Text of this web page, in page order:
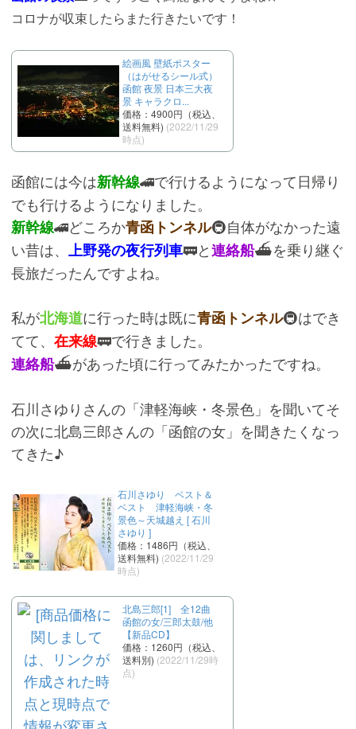
コロナが収束したらまた行きたいです！
絵画風 壁紙ポスター
（はがせるシール式）
函館 夜景 日本三大夜
景 キャラクロ...
価格：4900円（税込、
送料無料) (2022/11/29
時点)
函館には今は新幹線🚄で行けるようになって日帰り
でも行けるようになりました。
新幹線🚄どころか青函トンネル🚇自体がなかった遠
い昔は、 上野発の夜行列車🚃と連絡船⛴️を乗り継ぐ
長旅だったんですよね。
私が北海道に行った時は既に青函トンネル🚇はでき
てて、 在来線🚃で行きました。
連絡船⛴️があった頃に行ってみたかったですね。
石川さゆりさんの「津軽海峡・冬景色」を聞いてそ
の次に北島三郎さんの「函館の女」を聞きたくなっ
てきた♪
石川さゆり ベスト＆
ベスト 津軽海峡・冬
景色～天城越え [ 石川
さゆり ]
価格：1486円（税込、
送料無料) (2022/11/29
時点)
北島三郎[1] 全12曲
函館の女/三郎太鼓/他
【新品CD】
価格：1260円（税込、
送料別) (2022/11/29時
点)